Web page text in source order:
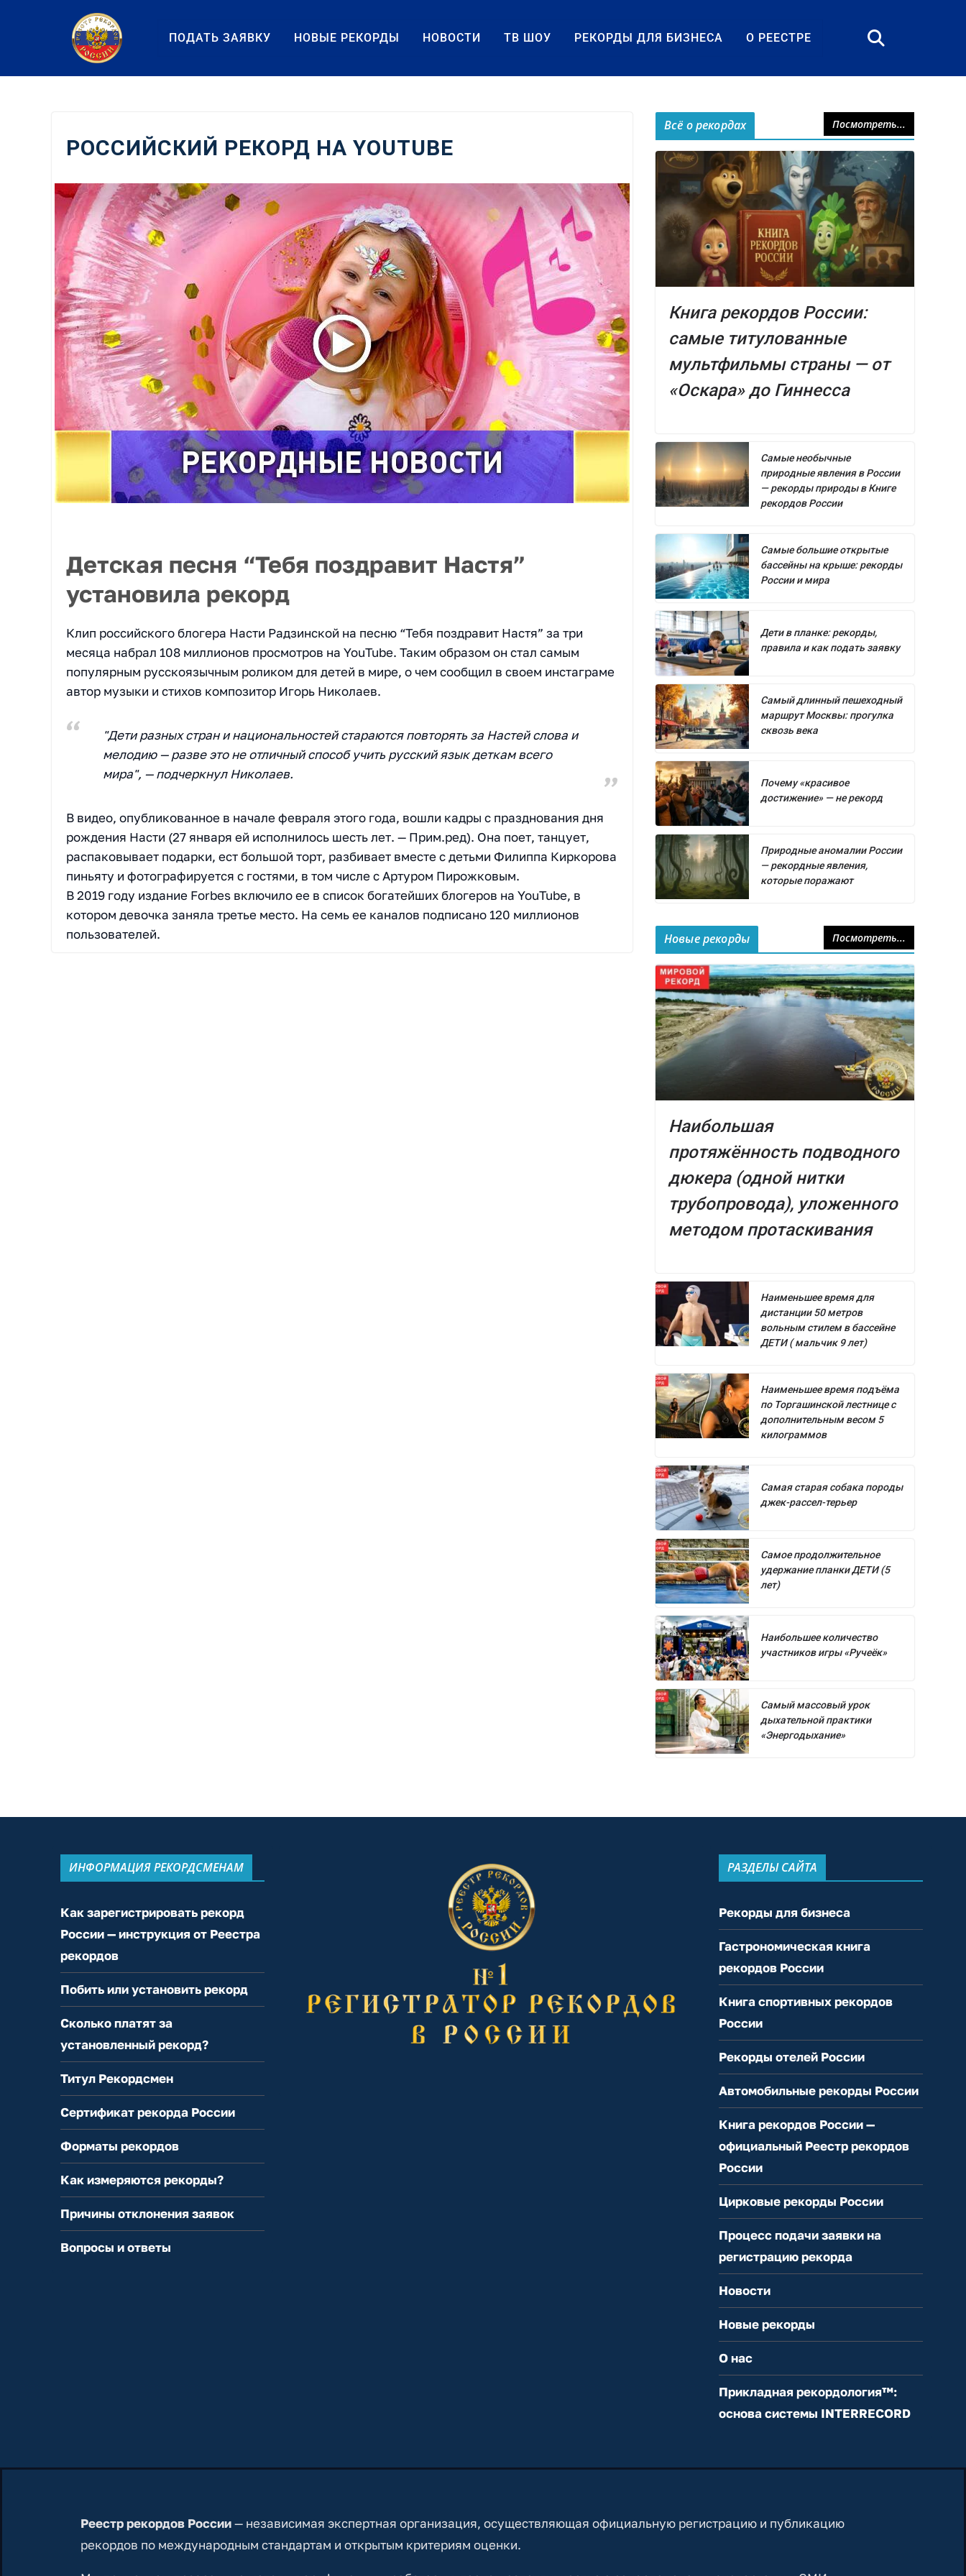
содержанию
ПОДАТЬ ЗАЯВКУ НОВЫЕ РЕКОРДЫ НОВОСТИ ТВ ШОУ РЕКОРДЫ ДЛЯ БИЗНЕСА О РЕЕСТРЕ
РОССИЙСКИЙ РЕКОРД НА YOUTUBE
Детская песня “Тебя поздравит Настя”
установила рекорд
Клип российского блогера Насти Радзинской на песню “Тебя поздравит Настя” за три
месяца набрал 108 миллионов просмотров на YouTube. Таким образом он стал самым
популярным русскоязычным роликом для детей в мире, о чем сообщил в своем инстаграме
автор музыки и стихов композитор Игорь Николаев.
"Дети разных стран и национальностей стараются повторять за Настей слова и
мелодию — разве это не отличный способ учить русский язык деткам всего
мира", — подчеркнул Николаев.
В видео, опубликованное в начале февраля этого года, вошли кадры с празднования дня
рождения Насти (27 января ей исполнилось шесть лет. — Прим.ред). Она поет, танцует,
распаковывает подарки, ест большой торт, разбивает вместе с детьми Филиппа Киркорова
пиньяту и фотографируется с гостями, в том числе с Артуром Пирожковым.
В 2019 году издание Forbes включило ее в список богатейших блогеров на YouTube, в
котором девочка заняла третье место. На семь ее каналов подписано 120 миллионов
пользователей.
Всё о рекордах Посмотреть...
Книга рекордов России:
самые титулованные
мультфильмы страны — от
«Оскара» до Гиннесса
Самые необычные
природные явления в России
— рекорды природы в Книге
рекордов России
Самые большие открытые
бассейны на крыше: рекорды
России и мира
Дети в планке: рекорды,
правила и как подать заявку
Самый длинный пешеходный
маршрут Москвы: прогулка
сквозь века
Почему «красивое
достижение» — не рекорд
Природные аномалии России
— рекордные явления,
которые поражают
Новые рекорды Посмотреть...
Наибольшая
протяжённость подводного
дюкера (одной нитки
трубопровода), уложенного
методом протаскивания
Наименьшее время для
дистанции 50 метров
вольным стилем в бассейне
ДЕТИ ( мальчик 9 лет)
Наименьшее время подъёма
по Торгашинской лестнице с
дополнительным весом 5
килограммов
Самая старая собака породы
джек-рассел-терьер
Самое продолжительное
удержание планки ДЕТИ (5
лет)
Наибольшее количество
участников игры «Ручеёк»
Самый массовый урок
дыхательной практики
«Энергодыхание»
ИНФОРМАЦИЯ РЕКОРДСМЕНАМ
Как зарегистрировать рекорд
России — инструкция от Реестра
рекордов
Побить или установить рекорд
Сколько платят за
установленный рекорд?
Титул Рекордсмен
Сертификат рекорда России
Форматы рекордов
Как измеряются рекорды?
Причины отклонения заявок
Вопросы и ответы
РАЗДЕЛЫ САЙТА
Рекорды для бизнеса
Гастрономическая книга
рекордов России
Книга спортивных рекордов
России
Рекорды отелей России
Автомобильные рекорды России
Книга рекордов России —
официальный Реестр рекордов
России
Цирковые рекорды России
Процесс подачи заявки на
регистрацию рекорда
Новости
Новые рекорды
О нас
Прикладная рекордология™:
основа системы INTERRECORD
Реестр рекордов России— независимая экспертная организация, осуществляющая официальную регистрацию и публикацию
рекордов по международным стандартам и открытым критериям оценки.